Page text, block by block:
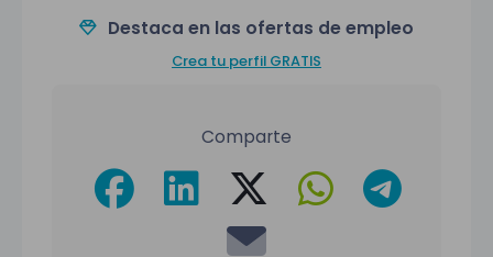
Destaca en las ofertas de empleo
Crea tu perfil GRATIS
Comparte